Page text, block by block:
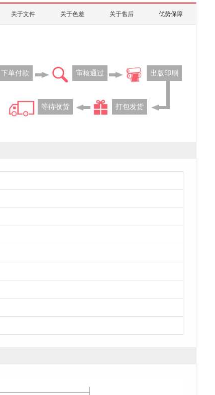
关于文件 关于色差 关于售后 优势保障
下单付款 审核通过 出版印刷
打包发货
等待收货